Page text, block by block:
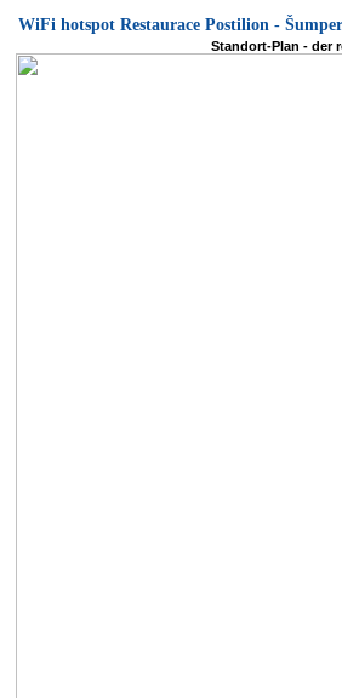
WiFi hotspot Restaurace Postilion -
Standort-Plan - der